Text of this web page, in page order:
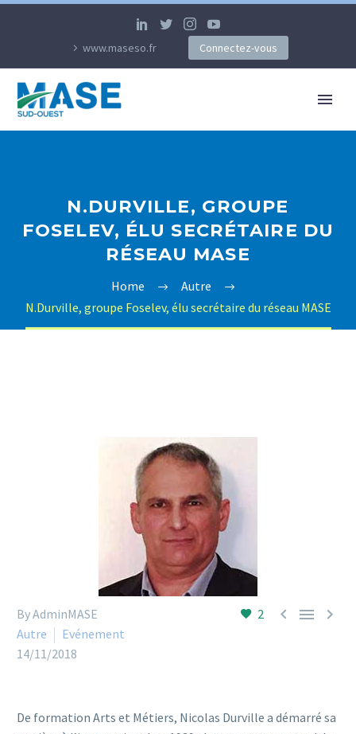
www.maseso.fr Connectez-vous
N.DURVILLE, GROUPE
FOSELEV, ÉLU SECRÉTAIRE DU
RÉSEAU MASE
Home
Autre
N.Durville, groupe Foselev, élu secrétaire du réseau MASE
2   
By AdminMASE
Autre
Evénement
14/11/2018
De formation Arts et Métiers, Nicolas Durville a démarré sa